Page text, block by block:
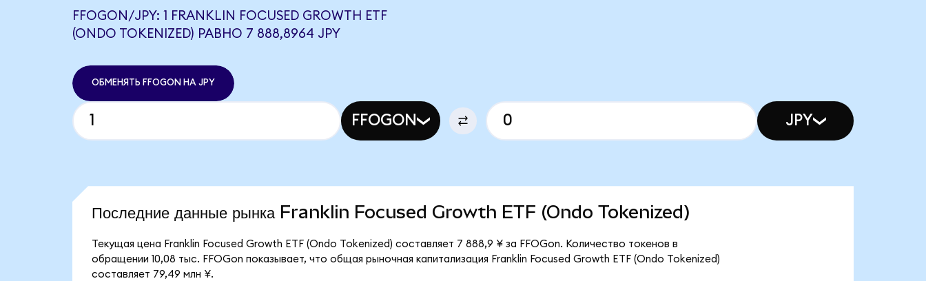
FFOGON/JPY: 1 FRANKLIN FOCUSED GROWTH ETF
(ONDO TOKENIZED) РАВНО 7 888,8964 JPY
ОБМЕНЯТЬ FFOGON НА JPY
FFOGON JPY
Последние данные рынка Franklin Focused Growth ETF (Ondo Tokenized)
Текущая цена Franklin Focused Growth ETF (Ondo Tokenized) составляет 7 888,9 ¥ за FFOGon. Количество токенов в
обращении 10,08 тыс. FFOGon показывает, что общая рыночная капитализация Franklin Focused Growth ETF (Ondo Tokenized)
составляет 79,49 млн ¥.